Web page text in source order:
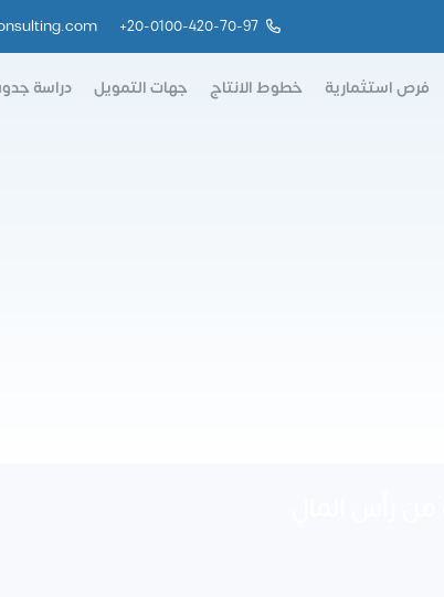
20-0100-420-70-97
+
فرص استثمارية خطوط الانتاج جهات التمويل دراسة جدوى